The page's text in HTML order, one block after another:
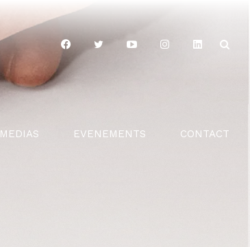
MEDIAS EVENEMENTS CONTACT